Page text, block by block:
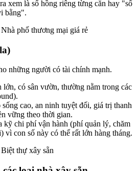
xem là sổ hồng riêng từng căn hay "sổ
bằng".
phố thương mại giá rẻ
những người có tài chính mạnh.
lớn, có sân vườn, thường nằm trong các
cao, an ninh tuyệt đối, giá trị thanh
vững theo thời gian.
kỹ chi phí vận hành (phí quản lý, chăm
vì con số này có thể rất lớn hàng tháng.
thự xây sẵn